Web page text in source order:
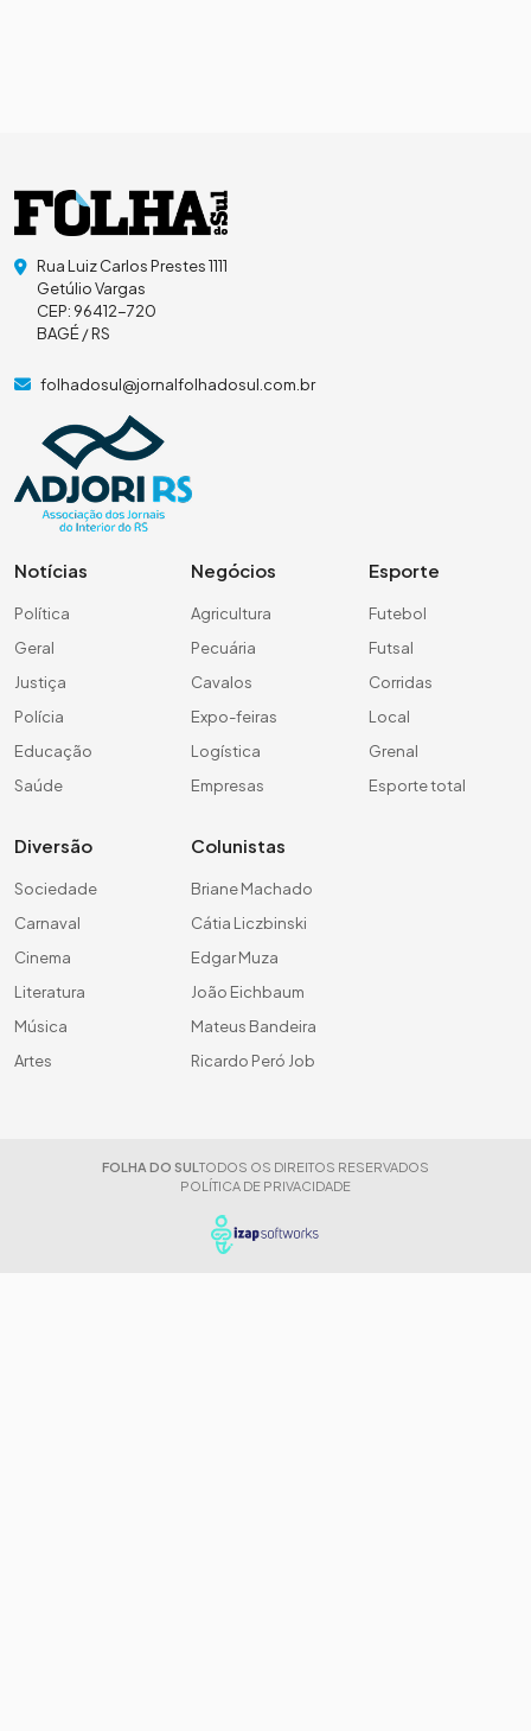
Rua Luiz Carlos Prestes 1111
Getúlio Vargas
CEP: 96412-720
BAGÉ / RS
folhadosul@jornalfolhadosul.com.br
Notícias
Política
Geral
Justiça
Polícia
Educação
Saúde
Negócios
Agricultura
Pecuária
Cavalos
Expo-feiras
Logística
Empresas
Esporte
Futebol
Futsal
Corridas
Local
Grenal
Esporte total
Diversão
Sociedade
Carnaval
Cinema
Literatura
Música
Artes
Colunistas
Briane Machado
Cátia Liczbinski
Edgar Muza
João Eichbaum
Mateus Bandeira
Ricardo Peró Job
FOLHA DO SUL TODOS OS DIREITOS RESERVADOS
POLÍTICA DE PRIVACIDADE